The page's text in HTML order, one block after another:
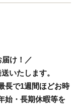
け！／
いたします。
長で1週間ほどお時
始・長期休暇等を